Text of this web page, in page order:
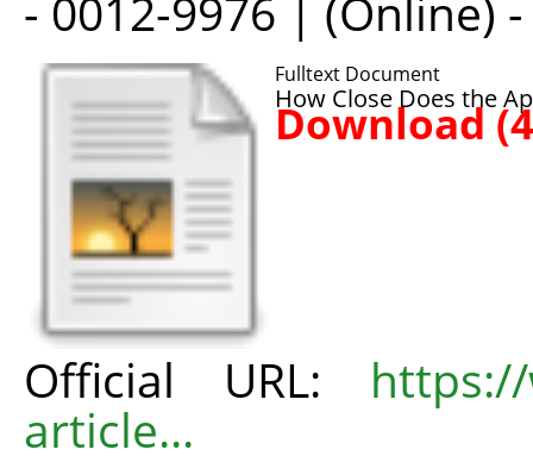
Fulltext Document
How Close Does the
Download
Official URL:
article...